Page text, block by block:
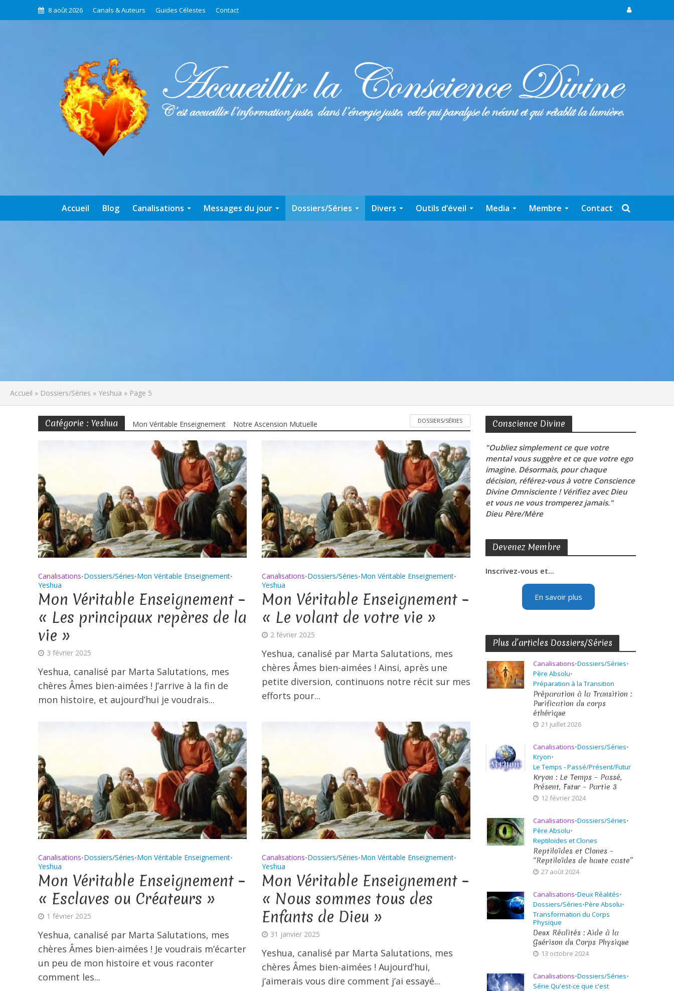
8 août 2026 Canals & Auteurs Guides Célestes Contact
Accueil Blog Canalisations Messages du jour Dossiers/Séries Divers Outils d’éveil Media Membre Contact
Accueil » Dossiers/Séries » Yeshua » Page 5
Catégorie : Yeshua Mon Véritable Enseignement Notre Ascension Mutuelle DOSSIERS/SÉRIES
Canalisations•Dossiers/Séries•Mon Véritable Enseignement•
Yeshua
Mon Véritable Enseignement –
« Les principaux repères de la
vie »
3 février 2025
Yeshua, canalisé par Marta Salutations, mes
chères Âmes bien-aimées ! J’arrive à la fin de
mon histoire, et aujourd’hui je voudrais...
Canalisations•Dossiers/Séries•Mon Véritable Enseignement•
Yeshua
Mon Véritable Enseignement –
« Le volant de votre vie »
2 février 2025
Yeshua, canalisé par Marta Salutations, mes
chères Âmes bien-aimées ! Ainsi, après une
petite diversion, continuons notre récit sur mes
efforts pour...
Canalisations•Dossiers/Séries•Mon Véritable Enseignement•
Yeshua
Mon Véritable Enseignement –
« Esclaves ou Créateurs »
1 février 2025
Yeshua, canalisé par Marta Salutations, mes
chères Âmes bien-aimées ! Je voudrais m’écarter
un peu de mon histoire et vous raconter
comment les...
Canalisations•Dossiers/Séries•Mon Véritable Enseignement•
Yeshua
Mon Véritable Enseignement –
« Nous sommes tous des
Enfants de Dieu »
31 janvier 2025
Yeshua, canalisé par Marta Salutations, mes
chères Âmes bien-aimées ! Aujourd’hui,
j’aimerais vous dire comment j’ai essayé...
Conscience Divine
"Oubliez simplement ce que votre
mental vous suggère et ce que votre ego
imagine. Désormais, pour chaque
décision, référez-vous à votre Conscience
Divine Omnisciente ! Vérifiez avec Dieu
et vous ne vous tromperez jamais."
Dieu Père/Mère
Devenez Membre
Inscrivez-vous et...
En savoir plus
Plus d’articles Dossiers/Séries
Canalisations•Dossiers/Séries•
Père Absolu•
Préparation à la Transition
Préparation à la Transition :
Purification du corps
éthérique
21 juillet 2026
Canalisations•Dossiers/Séries•
Kryon•
Le Temps - Passé/Présent/Futur
Kryon : Le Temps – Passé,
Présent, Futur – Partie 3
12 février 2024
Canalisations•Dossiers/Séries•
Père Absolu•
Reptiloïdes et Clones
Reptiloïdes et Clones –
“Reptiloïdes de haute caste”
27 août 2024
Canalisations•Deux Réalités•
Dossiers/Séries•Père Absolu•
Transformation du Corps
Physique
Deux Réalités : Aide à la
Guérison du Corps Physique
13 octobre 2024
Canalisations•Dossiers/Séries•
Série Qu'est-ce que c'est